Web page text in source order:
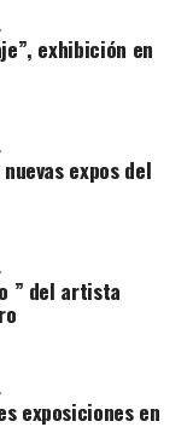
exhibición en
expos del
” del artista
exposiciones en